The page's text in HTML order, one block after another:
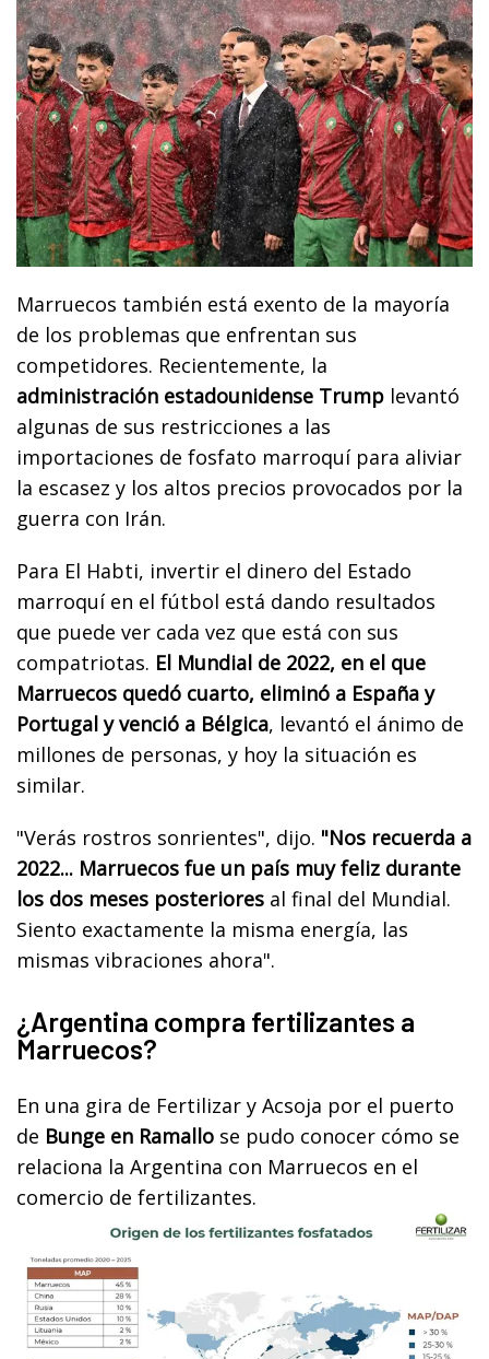
Marruecos también está exento de la mayoría
de los problemas que enfrentan sus
competidores. Recientemente, la
administración estadounidense Trump levantó
algunas de sus restricciones a las
importaciones de fosfato marroquí para aliviar
la escasez y los altos precios provocados por la
guerra con Irán.
Para El Habti, invertir el dinero del Estado
marroquí en el fútbol está dando resultados
que puede ver cada vez que está con sus
compatriotas. El Mundial de 2022, en el que
Marruecos quedó cuarto, eliminó a España y
Portugal y venció a Bélgica, levantó el ánimo de
millones de personas, y hoy la situación es
similar.
"Verás rostros sonrientes", dijo. "Nos recuerda a
2022... Marruecos fue un país muy feliz durante
los dos meses posteriores al final del Mundial.
Siento exactamente la misma energía, las
mismas vibraciones ahora".
¿Argentina compra fertilizantes a
Marruecos?
En una gira de Fertilizar y Acsoja por el puerto
de Bunge en Ramallo se pudo conocer cómo se
relaciona la Argentina con Marruecos en el
comercio de fertilizantes.